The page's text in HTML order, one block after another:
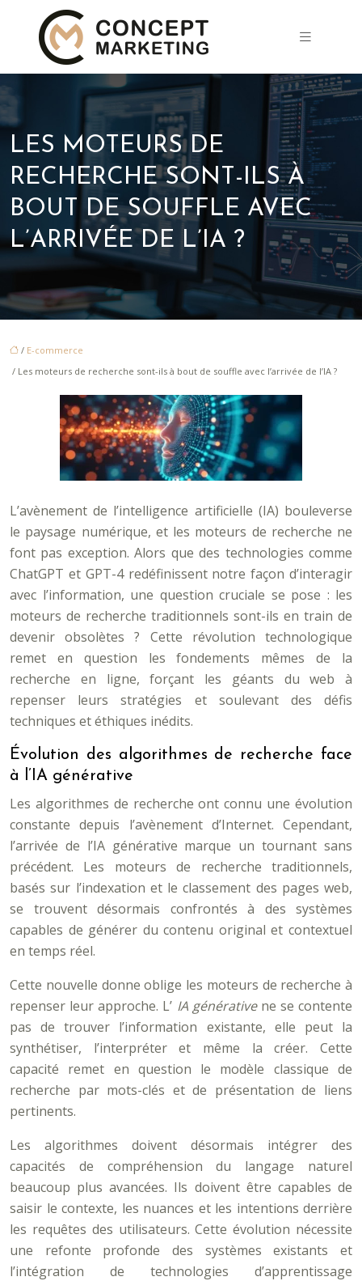
LES MOTEURS DE
RECHERCHE SONT-ILS À
BOUT DE SOUFFLE AVEC
L’ARRIVÉE DE L’IA ?
/ E-commerce
/ Les moteurs de recherche sont-ils à bout de souffle avec l’arrivée de l’IA ?
L’avènement de l’intelligence artificielle (IA) bouleverse
le paysage numérique, et les moteurs de recherche ne
font pas exception. Alors que des technologies comme
ChatGPT et GPT-4 redéfinissent notre façon d’interagir
avec l’information, une question cruciale se pose : les
moteurs de recherche traditionnels sont-ils en train de
devenir obsolètes ? Cette révolution technologique
remet en question les fondements mêmes de la
recherche en ligne, forçant les géants du web à
repenser leurs stratégies et soulevant des défis
techniques et éthiques inédits.
Évolution des algorithmes de recherche face
à l’IA générative
Les algorithmes de recherche ont connu une évolution
constante depuis l’avènement d’Internet. Cependant,
l’arrivée de l’IA générative marque un tournant sans
précédent. Les moteurs de recherche traditionnels,
basés sur l’indexation et le classement des pages web,
se trouvent désormais confrontés à des systèmes
capables de générer du contenu original et contextuel
en temps réel.
Cette nouvelle donne oblige les moteurs de recherche à
repenser leur approche. L’ IA générative ne se contente
pas de trouver l’information existante, elle peut la
synthétiser, l’interpréter et même la créer. Cette
capacité remet en question le modèle classique de
recherche par mots-clés et de présentation de liens
pertinents.
Les algorithmes doivent désormais intégrer des
capacités de compréhension du langage naturel
beaucoup plus avancées. Ils doivent être capables de
saisir le contexte, les nuances et les intentions derrière
les requêtes des utilisateurs. Cette évolution nécessite
une refonte profonde des systèmes existants et
l’intégration de technologies d’apprentissage